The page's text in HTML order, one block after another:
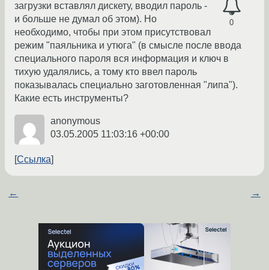
0
загрузки вставлял дискету, вводил пароль -
и больше не думал об этом). Но
необходимо, чтобы при этом присутствовал
режим "паяльника и утюга" (в смысле после ввода
специального пароля вся информация и ключ в
тихую удалялись, а тому кто ввел пароль
показывалась специально заготовленная "липа").
Какие есть инструменты?
anonymous
03.05.2005 11:03:16 +00:00
Ссылка
← →